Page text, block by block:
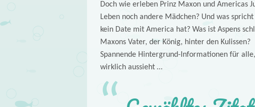
Doch wie erleben Prinz Maxon und Americas
Leben noch andere Mädchen? Und was
kein Date mit America hat? Was ist Aspens
Maxons Vater, der König, hinter den Kulissen?
Spannende Hintergrund-Informationen für
wirklich aussieht …